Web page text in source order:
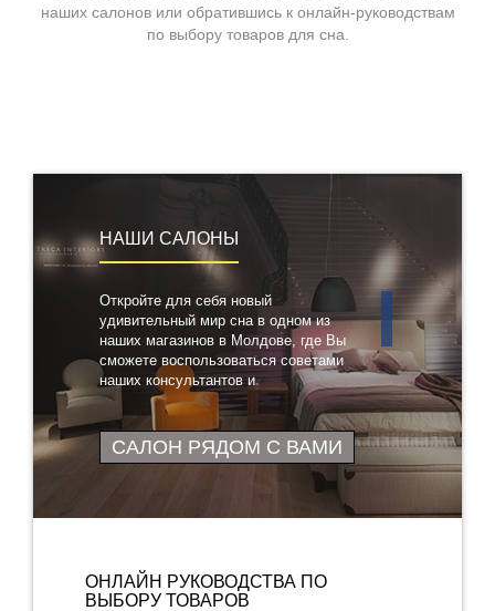
наших салонов или обратившись к онлайн-руководствам
по выбору товаров для сна.
НАШИ САЛОНЫ
Откройте для себя новый
удивительный мир сна в одном из
наших магазинов в Молдове, где Вы
сможете воспользоваться советами
наших консультантов и
протестировать понравившиеся
товары
САЛОН РЯДОМ С ВАМИ
ОНЛАЙН РУКОВОДСТВА ПО
ВЫБОРУ ТОВАРОВ